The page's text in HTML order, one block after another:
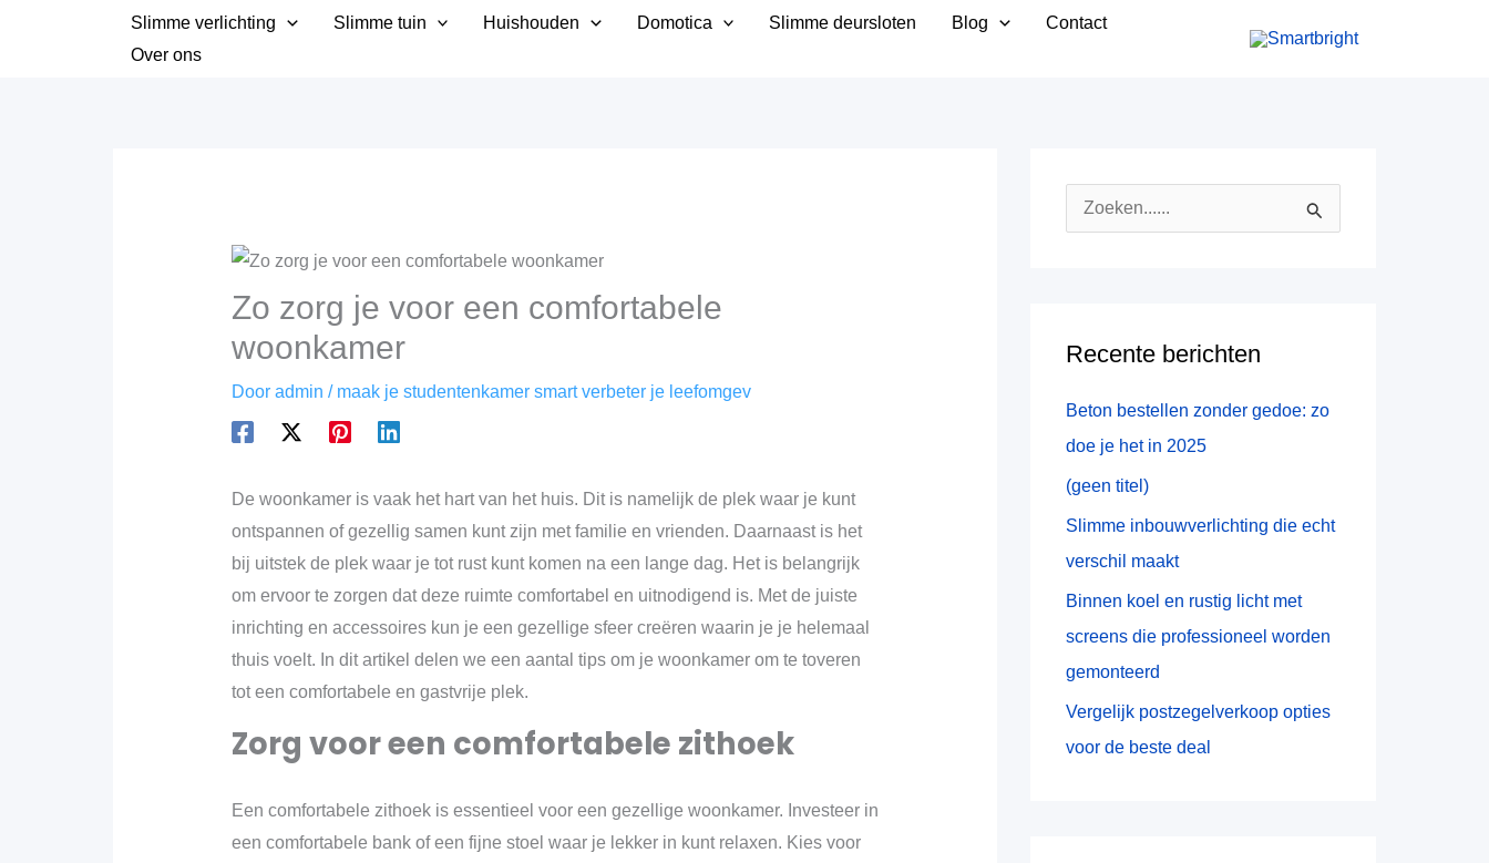
Slimme verlichting Slimme tuin Huishouden Domotica Slimme deursloten Blog
Contact
Over ons
Zo zorg je voor een comfortabele
woonkamer
Door admin / maak je studentenkamer smart verbeter je leefomgev
De woonkamer is vaak het hart van het huis. Dit is namelijk de plek waar je kunt
ontspannen of gezellig samen kunt zijn met familie en vrienden. Daarnaast is het
bij uitstek de plek waar je tot rust kunt komen na een lange dag. Het is belangrijk
om ervoor te zorgen dat deze ruimte comfortabel en uitnodigend is. Met de juiste
inrichting en accessoires kun je een gezellige sfeer creëren waarin je je helemaal
thuis voelt. In dit artikel delen we een aantal tips om je woonkamer om te toveren
tot een comfortabele en gastvrije plek.
Zorg voor een comfortabele zithoek
Een comfortabele zithoek is essentieel voor een gezellige woonkamer. Investeer in
een comfortabele bank of een fijne stoel waar je lekker in kunt relaxen. Kies voor
n
:
Recente berichten
Beton bestellen zonder gedoe: zo
doe je het in 2025
(geen titel)
Slimme inbouwverlichting die echt
verschil maakt
Binnen koel en rustig licht met
screens die professioneel worden
gemonteerd
Vergelijk postzegelverkoop opties
voor de beste deal